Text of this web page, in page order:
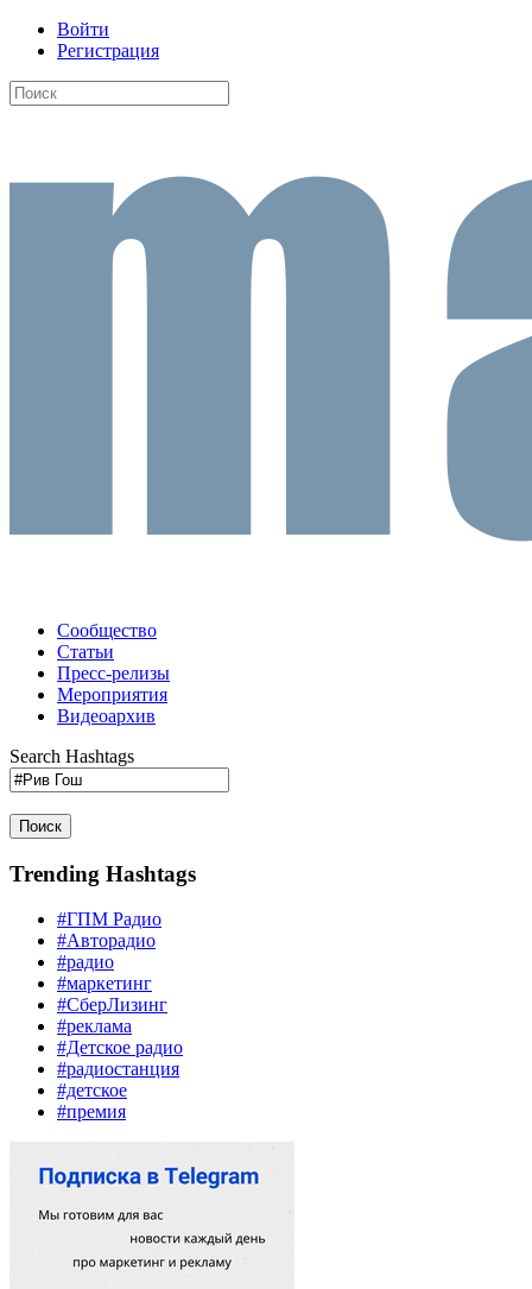
Войти
Регистрация
Сообщество
Статьи
Пресс-релизы
Мероприятия
Видеоархив
Search Hashtags
Поиск
Trending Hashtags
#ГПМ Радио
#Авторадио
#радио
#маркетинг
#СберЛизинг
#реклама
#Детское радио
#радиостанция
#детское
#премия